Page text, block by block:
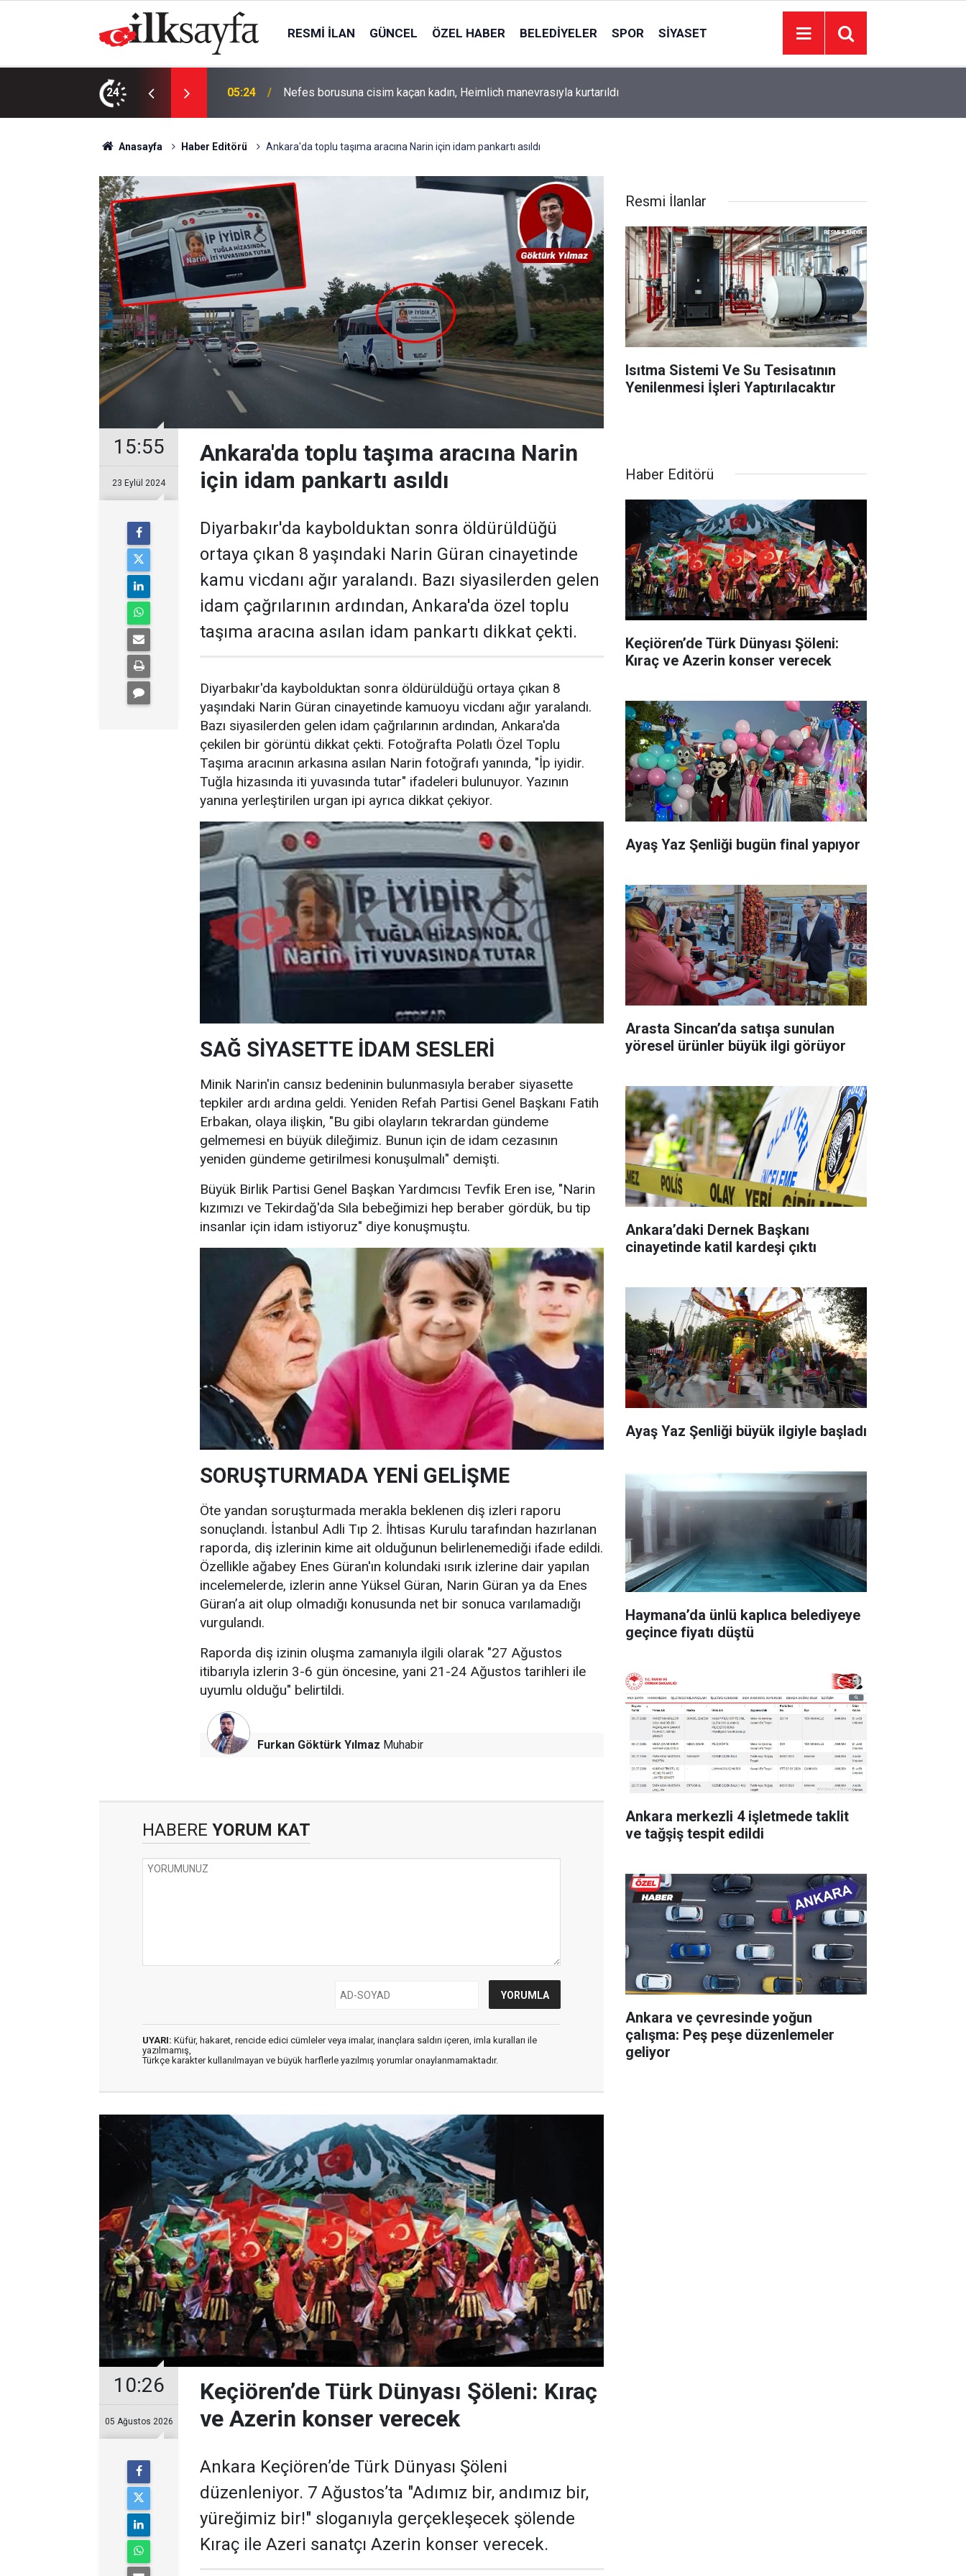
RESMI İLAN GÜNCEL ÖZEL HABER BELEDIYELER SPOR SIYASET
24
Heimlich manevrasıyla kurtarıldı 00:01
ISITMA SİSTEMİ VE SU TESİSATININ YENİLENMESİ İŞLERİ
YAPTIRILACAKTIR
Anasayfa Haber Editörü Ankara'da toplu taşıma aracına Narin için idam pankartı asıldı
15:55
23 Eylül 2024
Ankara'da toplu taşıma aracına Narin
için idam pankartı asıldı
Diyarbakır'da kaybolduktan sonra öldürüldüğü
ortaya çıkan 8 yaşındaki Narin Güran cinayetinde
kamu vicdanı ağır yaralandı. Bazı siyasilerden gelen
idam çağrılarının ardından, Ankara'da özel toplu
taşıma aracına asılan idam pankartı dikkat çekti.
Diyarbakır'da kaybolduktan sonra öldürüldüğü ortaya çıkan 8
yaşındaki Narin Güran cinayetinde kamuoyu vicdanı ağır yaralandı.
Bazı siyasilerden gelen idam çağrılarının ardından, Ankara'da
çekilen bir görüntü dikkat çekti. Fotoğrafta Polatlı Özel Toplu
Taşıma aracının arkasına asılan Narin fotoğrafı yanında, "İp iyidir.
Tuğla hizasında iti yuvasında tutar" ifadeleri bulunuyor. Yazının
yanına yerleştirilen urgan ipi ayrıca dikkat çekiyor.
SAĞ SİYASETTE İDAM SESLERİ
Minik Narin'in cansız bedeninin bulunmasıyla beraber siyasette
tepkiler ardı ardına geldi. Yeniden Refah Partisi Genel Başkanı Fatih
Erbakan, olaya ilişkin, "Bu gibi olayların tekrardan gündeme
gelmemesi en büyük dileğimiz. Bunun için de idam cezasının
yeniden gündeme getirilmesi konuşulmalı" demişti.
Büyük Birlik Partisi Genel Başkan Yardımcısı Tevfik Eren ise, "Narin
kızımızı ve Tekirdağ'da Sıla bebeğimizi hep beraber gördük, bu tip
insanlar için idam istiyoruz" diye konuşmuştu.
SORUŞTURMADA YENİ GELİŞME
Öte yandan soruşturmada merakla beklenen diş izleri raporu
sonuçlandı. İstanbul Adli Tıp 2. İhtisas Kurulu tarafından hazırlanan
raporda, diş izlerinin kime ait olduğunun belirlenemediği ifade edildi.
Özellikle ağabey Enes Güran'ın kolundaki ısırık izlerine dair yapılan
incelemelerde, izlerin anne Yüksel Güran, Narin Güran ya da Enes
Güran’a ait olup olmadığı konusunda net bir sonuca varılamadığı
vurgulandı.
Raporda diş izinin oluşma zamanıyla ilgili olarak "27 Ağustos
itibarıyla izlerin 3-6 gün öncesine, yani 21-24 Ağustos tarihleri ile
uyumlu olduğu" belirtildi.
Furkan Göktürk Yılmaz Muhabir
HABERE YORUM KAT
UYARI: Küfür, hakaret, rencide edici cümleler veya imalar, inançlara saldırı içeren, imla kuralları ile
yazılmamış,
Türkçe karakter kullanılmayan ve büyük harflerle yazılmış yorumlar onaylanmamaktadır.
10:26
05 Ağustos 2026
Keçiören’de Türk Dünyası Şöleni: Kıraç
ve Azerin konser verecek
Ankara Keçiören’de Türk Dünyası Şöleni
düzenleniyor. 7 Ağustos’ta "Adımız bir, andımız bir,
yüreğimiz bir!" sloganıyla gerçekleşecek şölende
Kıraç ile Azeri sanatçı Azerin konser verecek.
Resmi İlanlar
Isıtma Sistemi Ve Su Tesisatının
Yenilenmesi İşleri Yaptırılacaktır
Haber Editörü
Keçiören’de Türk Dünyası Şöleni:
Kıraç ve Azerin konser verecek
Ayaş Yaz Şenliği bugün final yapıyor
Arasta Sincan’da satışa sunulan
yöresel ürünler büyük ilgi görüyor
Ankara’daki Dernek Başkanı
cinayetinde katil kardeşi çıktı
Ayaş Yaz Şenliği büyük ilgiyle başladı
Haymana’da ünlü kaplıca belediyeye
geçince fiyatı düştü
Ankara merkezli 4 işletmede taklit
ve tağşiş tespit edildi
Ankara ve çevresinde yoğun
çalışma: Peş peşe düzenlemeler
geliyor